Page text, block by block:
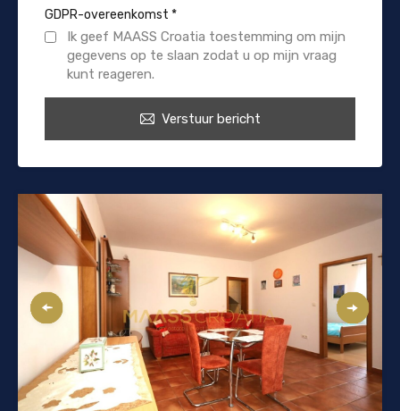
GDPR-overeenkomst *
Ik geef MAASS Croatia toestemming om mijn
gegevens op te slaan zodat u op mijn vraag
kunt reageren.
Verstuur bericht